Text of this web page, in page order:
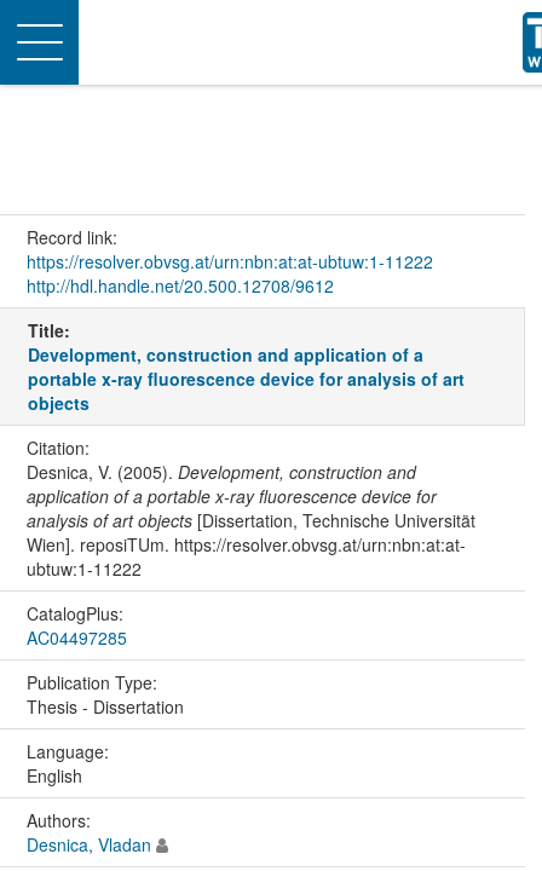
Toggle
navigation
Record link:
https://resolver.obvsg.at/urn:nbn:at:at-ubtuw:1-11222
http://hdl.handle.net/20.500.12708/9612
Title:
Development, construction and application of a
portable x-ray fluorescence device for analysis of art
objects
Citation:
Desnica, V. (2005). Development, construction and
application of a portable x-ray fluorescence device for
analysis of art objects[Dissertation, Technische Universität
Wien]. reposiTUm. https://resolver.obvsg.at/urn:nbn:at:at-
ubtuw:1-11222
CatalogPlus:
AC04497285
Publication Type:
Thesis - Dissertation
Language:
English
Authors:
Desnica, Vladan